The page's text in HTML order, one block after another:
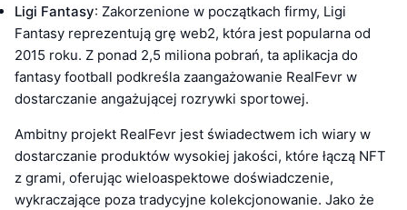
Ligi Fantasy: Zakorzenione w początkach firmy, Ligi
Fantasy reprezentują grę web2, która jest popularna od
2015 roku. Z ponad 2,5 miliona pobrań, ta aplikacja do
fantasy football podkreśla zaangażowanie RealFevr w
dostarczanie angażującej rozrywki sportowej.
Ambitny projekt RealFevr jest świadectwem ich wiary w
dostarczanie produktów wysokiej jakości, które łączą NFT
z grami, oferując wieloaspektowe doświadczenie,
wykraczające poza tradycyjne kolekcjonowanie. Jako że